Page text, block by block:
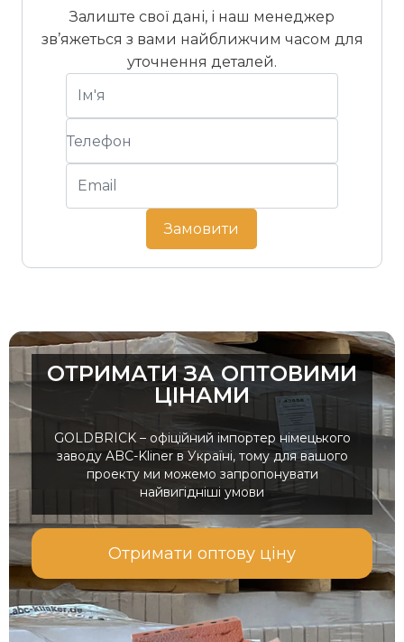
Залиште свої дані, і наш менеджер
зв’яжеться з вами найближчим часом для
уточнення деталей.
Замовити
ОТРИМАТИ ЗА ОПТОВИМИ
ЦІНАМИ
GOLDBRICK – офіційний імпортер німецького
заводу ABC-Kliner в Україні, тому для вашого
проекту ми можемо запропонувати
найвигідніші умови
Отримати оптову ціну